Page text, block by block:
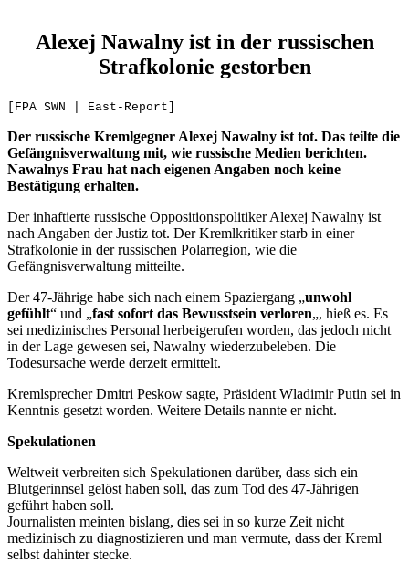
Alexej Nawalny ist in der russischen
Strafkolonie gestorben
[FPA SWN | East-Report]
Der russische Kremlgegner Alexej Nawalny ist tot. Das teilte die
Gefängnisverwaltung mit, wie russische Medien berichten.
Nawalnys Frau hat nach eigenen Angaben noch keine
Bestätigung erhalten.
Der inhaftierte russische Oppositionspolitiker Alexej Nawalny ist
nach Angaben der Justiz tot. Der Kremlkritiker starb in einer
Strafkolonie in der russischen Polarregion, wie die
Gefängnisverwaltung mitteilte.
Der 47-Jährige habe sich nach einem Spaziergang „unwohl
gefühlt“ und „fast sofort das Bewusstsein verloren„, hieß es. Es
sei medizinisches Personal herbeigerufen worden, das jedoch nicht
in der Lage gewesen sei, Nawalny wiederzubeleben. Die
Todesursache werde derzeit ermittelt.
Kremlsprecher Dmitri Peskow sagte, Präsident Wladimir Putin sei in
Kenntnis gesetzt worden. Weitere Details nannte er nicht.
Spekulationen
Weltweit verbreiten sich Spekulationen darüber, dass sich ein
Blutgerinnsel gelöst haben soll, das zum Tod des 47-Jährigen
geführt haben soll.
Journalisten meinten bislang, dies sei in so kurze Zeit nicht
medizinisch zu diagnostizieren und man vermute, dass der Kreml
selbst dahinter stecke.